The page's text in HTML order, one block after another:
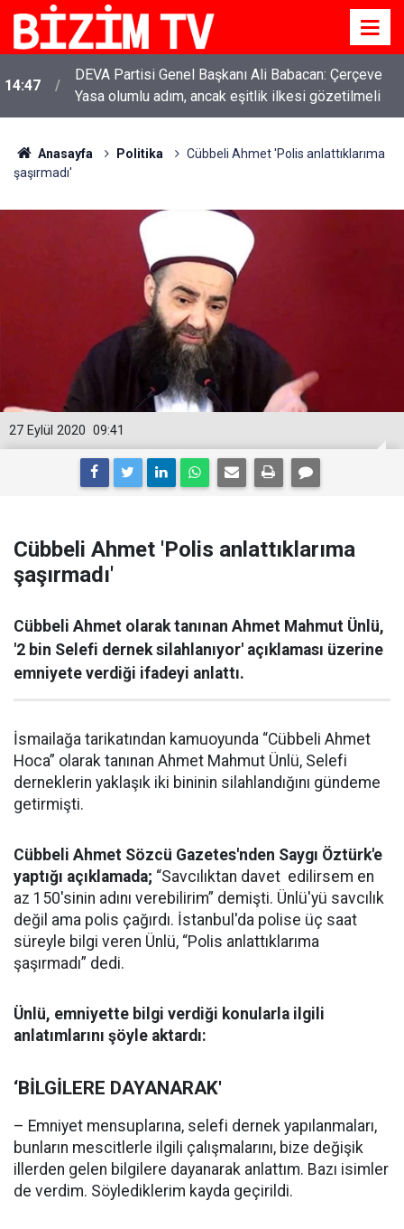
14:47
DEVA Partisi Genel Başkanı Ali Babacan: Çerçeve
Yasa olumlu adım, ancak eşitlik ilkesi gözetilmeli
Anasayfa Politika
Cübbeli Ahmet 'Polis anlattıklarıma
şaşırmadı'
09:41
27 Eylül 2020
Cübbeli Ahmet 'Polis anlattıklarıma
şaşırmadı'
Cübbeli Ahmet olarak tanınan Ahmet Mahmut Ünlü,
'2 bin Selefi dernek silahlanıyor' açıklaması üzerine
emniyete verdiği ifadeyi anlattı.
İsmailağa tarikatından kamuoyunda “Cübbeli Ahmet
Hoca” olarak tanınan Ahmet Mahmut Ünlü, Selefi
derneklerin yaklaşık iki bininin silahlandığını gündeme
getirmişti.
Cübbeli Ahmet Sözcü Gazetes'nden Saygı Öztürk'e
yaptığı açıklamada; “Savcılıktan davet edilirsem en
az 150'sinin adını verebilirim” demişti. Ünlü'yü savcılık
değil ama polis çağırdı. İstanbul'da polise üç saat
süreyle bilgi veren Ünlü, “Polis anlattıklarıma
şaşırmadı” dedi.
Ünlü, emniyette bilgi verdiği konularla ilgili
anlatımlarını şöyle aktardı:
‘BİLGİLERE DAYANARAK'
– Emniyet mensuplarına, selefi dernek yapılanmaları,
bunların mescitlerle ilgili çalışmalarını, bize değişik
illerden gelen bilgilere dayanarak anlattım. Bazı isimler
de verdim. Söylediklerim kayda geçirildi.